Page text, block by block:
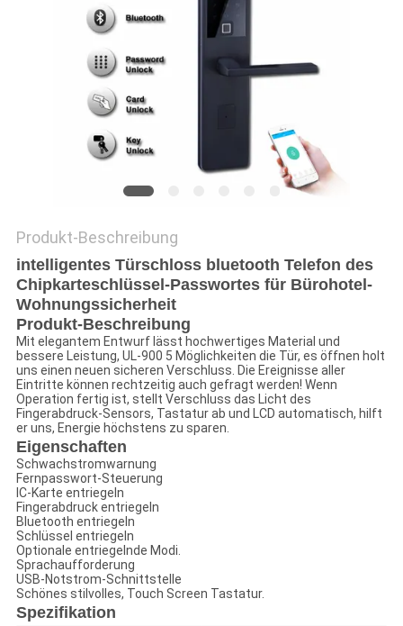
DATENSCHUTZ-
BESTIMMUNGEN
Produkt-Beschreibung
intelligentes Türschloss bluetooth Telefon des
Chipkarteschlüssel-Passwortes für Bürohotel-
Wohnungssicherheit
Produkt-Beschreibung
Mit elegantem Entwurf lässt hochwertiges Material und
bessere Leistung, UL-900 5 Möglichkeiten die Tür, es öffnen holt
uns einen neuen sicheren Verschluss. Die Ereignisse aller
Eintritte können rechtzeitig auch gefragt werden! Wenn
Operation fertig ist, stellt Verschluss das Licht des
Fingerabdruck-Sensors, Tastatur ab und LCD automatisch, hilft
er uns, Energie höchstens zu sparen.
Eigenschaften
Schwachstromwarnung
Fernpasswort-Steuerung
IC-Karte entriegeln
Fingerabdruck entriegeln
Bluetooth entriegeln
Schlüssel entriegeln
Optionale entriegelnde Modi.
Sprachaufforderung
USB-Notstrom-Schnittstelle
Schönes stilvolles, Touch Screen Tastatur.
Spezifikation